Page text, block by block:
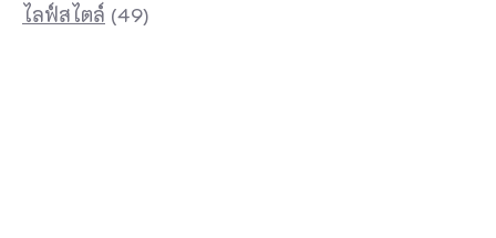
ไลฟ์สไตล์ (49)